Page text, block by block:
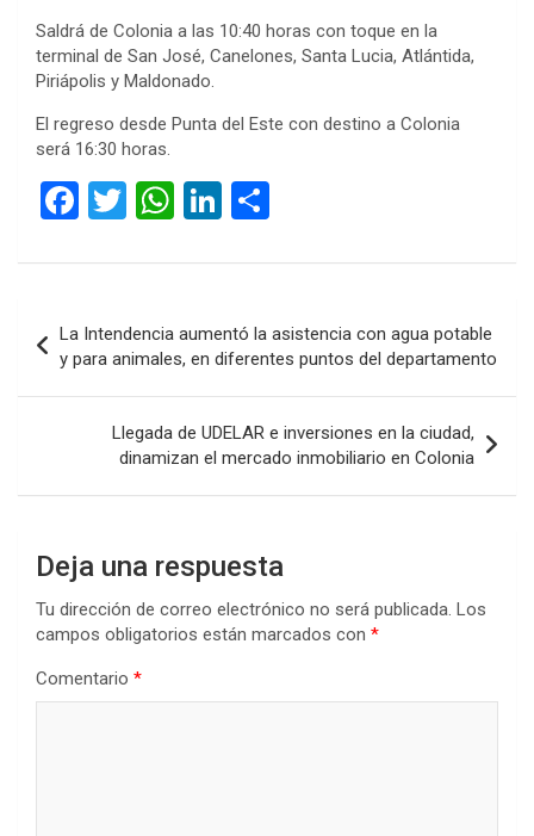
Saldrá de Colonia a las 10:40 horas con toque en la
terminal de San José, Canelones, Santa Lucia, Atlántida,
Piriápolis y Maldonado.
El regreso desde Punta del Este con destino a Colonia
será 16:30 horas.
F
ce
o
o
T
tt
W
at
A
p
p
Li
ke
n
m
ar
tir
de
entradas
La Intendencia aumentó la asistencia con agua potable
y para animales, en diferentes puntos del departamento
Llegada de UDELAR e inversiones en la ciudad,
dinamizan el mercado inmobiliario en Colonia
Deja una respuesta
Tu dirección de correo electrónico no será publicada. Los
campos obligatorios están marcados con *
Comentario *